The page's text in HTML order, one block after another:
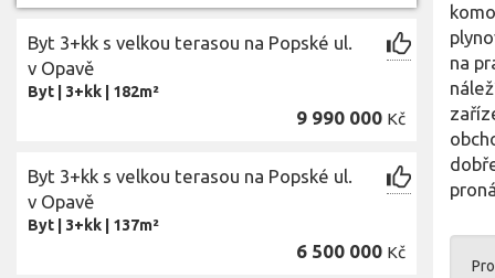
Byt 3+kk s velkou terasou na Popské ul.
v Opavě
Byt 3+kk 182m²
9 990 000 Kč
Byt 3+kk s velkou terasou na Popské ul.
v Opavě
Byt 3+kk 137m²
6 500 000 Kč
na